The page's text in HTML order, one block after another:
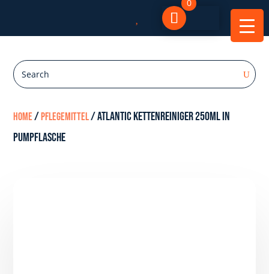
0
Home/Pflegemittel/ Atlantic Kettenreiniger 250ml in
Pumpflasche